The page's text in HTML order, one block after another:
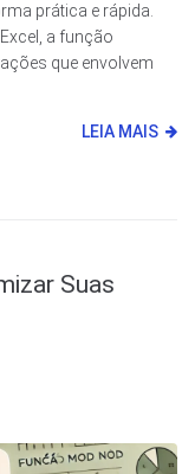
prática e rápida.
a função
que envolvem
LEIA MAIS
Suas